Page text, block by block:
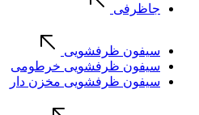
جاظرفی
سیفون ظرفشویی
سیفون ظرفشویی خرطومی
سیفون ظرفشویی مخزن دار